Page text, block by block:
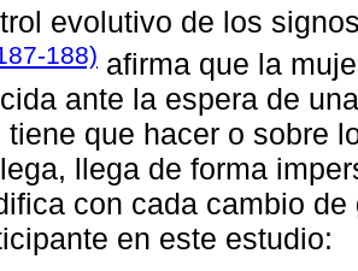
evolutivo de los
188) afirma que la
ante la espera de
tiene que hacer o sobre
llega de forma
con cada cambio
en este estudio: